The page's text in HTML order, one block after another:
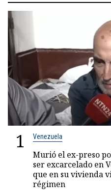
1 Venezuela
Murió el ex-preso
ser excarcelado en
que en su vivienda
régimen